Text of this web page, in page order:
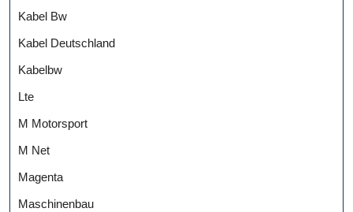
Kabel Bw
Kabel Deutschland
Kabelbw
Lte
M Motorsport
M Net
Magenta
Maschinenbau